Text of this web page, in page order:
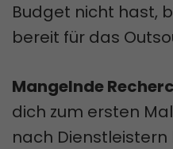
Budget nicht hast,
bereit für das
Mangelnde
dich zum ersten
nach